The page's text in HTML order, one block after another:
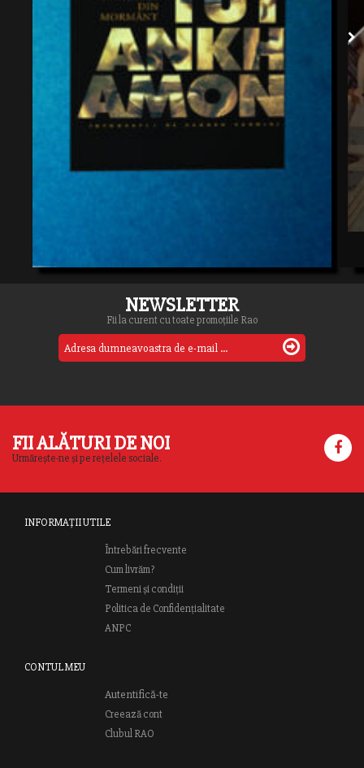
NEWSLETTER
Fii la curent cu toate promoțiile Rao
FII ALĂTURI DE NOI
Urmărește-ne și pe rețelele sociale.
INFORMAȚII UTILE
Întrebări frecvente
Cum livrăm?
Termeni și condiții
Politica de Confidențialitate
ANPC
CONTUL MEU
Autentifică-te
Creează cont
Clubul RAO